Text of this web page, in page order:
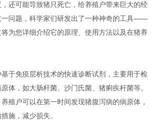
还可能导致猪只死亡，给养殖户带来巨大的经
一问题，科学家们研发出了一种神奇的工具——
为您详细介绍它的原理、使用方法以及在猪养
于免疫层析技术的快速诊断试剂，主要用于检
体，如大肠杆菌、沙门氏菌、猪痢疾杆菌等。
殖户可以在第一时间发现猪腹泻病的病原体，
施，减少损失。